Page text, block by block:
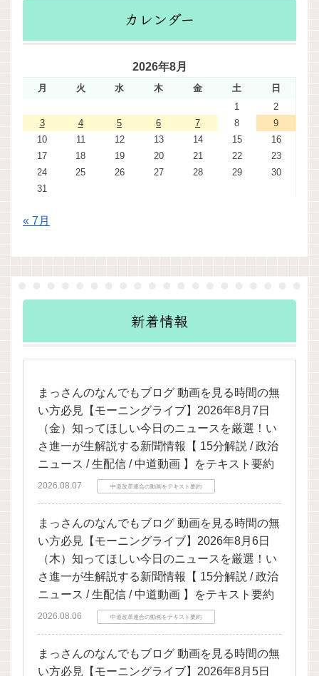
カレンダー
2026年8月
月 火 水 木 金 土
日
1
2
3
4 5 6 7 8
9
10
11 12 13 14 15
16
17
18 19 20 21 22
23
24
25 26 27 28 29
30
31
« 7月
新着情報
まっさんのなんでもブログ 動画を見る時間の無
い方必見【モーニングライブ】2026年8月7日
（金）知ってほしい今日のニュースを厳選！い
さ進一が生解説する新聞情報【 15分解説 / 政治
ニュース / 生配信 / 中道動画 】をテキスト要約
2026.08.07 中道改革連合の動画をテキスト要約
まっさんのなんでもブログ 動画を見る時間の無
い方必見【モーニングライブ】2026年8月6日
（木）知ってほしい今日のニュースを厳選！い
さ進一が生解説する新聞情報【 15分解説 / 政治
ニュース / 生配信 / 中道動画 】をテキスト要約
2026.08.06 中道改革連合の動画をテキスト要約
まっさんのなんでもブログ 動画を見る時間の無
い方必見【モーニングライブ】2026年8月5日